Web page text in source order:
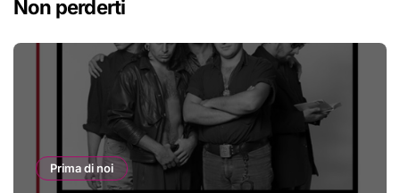
Non perderti
Prima di noi